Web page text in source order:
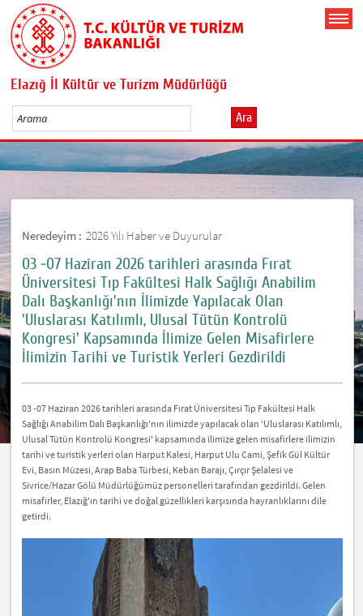
Elazığ İl Kültür ve Turizm Müdürlüğü
Ara
Neredeyim : 2026 Yılı Haber ve Duyurular
03 -07 Haziran 2026 tarihleri arasında Fırat
Üniversitesi Tıp Fakültesi Halk Sağlığı Anabilim
Dalı Başkanlığı'nın İlimizde Yapılacak Olan
'Uluslarası Katılımlı, Ulusal Tütün Kontrolü
Kongresi' Kapsamında İlimize Gelen Misafirlere
İlimizin Tarihi ve Turistik Yerleri Gezdirildi
03 -07 Haziran 2026 tarihleri arasında Fırat Üniversitesi Tıp Fakültesi Halk
Sağlığı Anabilim Dalı Başkanlığı'nın ilimizde yapılacak olan 'Uluslarası Katılımlı,
Ulusal Tütün Kontrolü Kongresi' kapsamında ilimize gelen misafirlere ilimizin
tarihi ve turistik yerleri olan Harput Kalesi, Harput Ulu Cami, Şefik Gül Kültür
Evi, Basın Müzesi, Arap Baba Türbesi, Keban Barajı, Çırçır Şelalesi ve
Sivrice/Hazar Gölü Müdürlüğümüz personelleri tarafından gezdirildi. Gelen
misafirler, Elazığ'ın tarihi ve doğal güzellikleri karşısında hayranlıklarını dile
getirdi.